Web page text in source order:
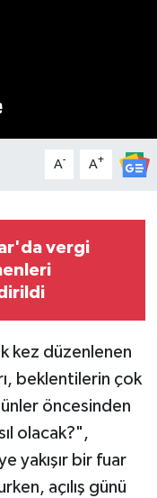
A- A+
vergi
kez düzenlenen
beklentilerin çok
öncesinden
olacak?",
yakışır bir fuar
açılış günü